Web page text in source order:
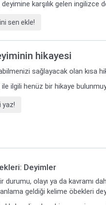
deyimine karşılık gelen ingilizce
sen ekle!
hikayesi
sağlayacak olan kısa
ile ilgili henüz bir hikaye
yaz!
Deyimler
durumu, olayı ya da kavramı
geldiği kelime öbekleri